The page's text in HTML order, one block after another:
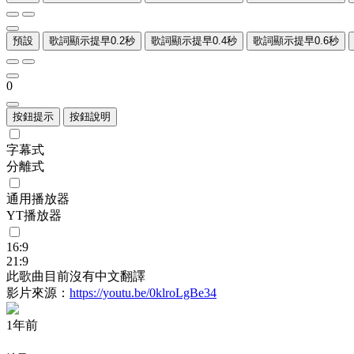
預設 歌詞顯示提早0.2秒 歌詞顯示提早0.4秒 歌詞顯示提早0.6秒
0
按鈕提示 按鈕說明
字幕式
分離式
通用播放器
YT播放器
16:9
21:9
此歌曲目前沒有中文翻譯
影片來源： https://youtu.be/0klroLgBe34
1年前